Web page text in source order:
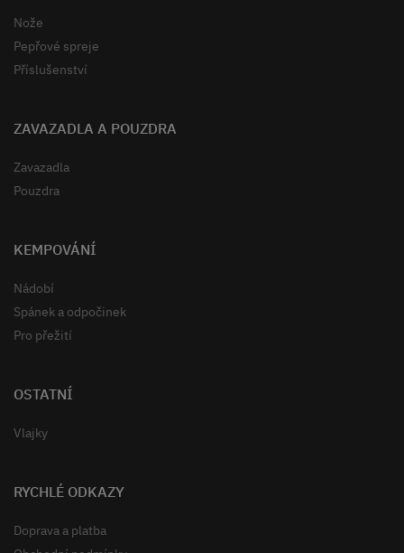
Nože
Pepřové spreje
Příslušenství
ZAVAZADLA A POUZDRA
Zavazadla
Pouzdra
KEMPOVÁNÍ
Nádobí
Spánek a odpočinek
Pro přežití
OSTATNÍ
Vlajky
RYCHLÉ ODKAZY
Doprava a platba